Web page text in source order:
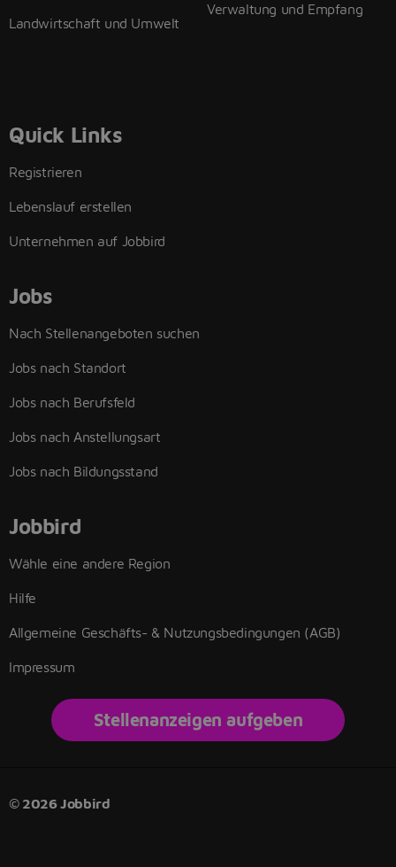
Landwirtschaft und Umwelt
Verwaltung und Empfang
Quick Links
Registrieren
Lebenslauf erstellen
Unternehmen auf Jobbird
Jobs
Nach Stellenangeboten suchen
Jobs nach Standort
Jobs nach Berufsfeld
Jobs nach Anstellungsart
Jobs nach Bildungsstand
Jobbird
Wähle eine andere Region
Hilfe
Allgemeine Geschäfts- & Nutzungsbedingungen (AGB)
Impressum
Stellenanzeigen aufgeben
© 2026 Jobbird